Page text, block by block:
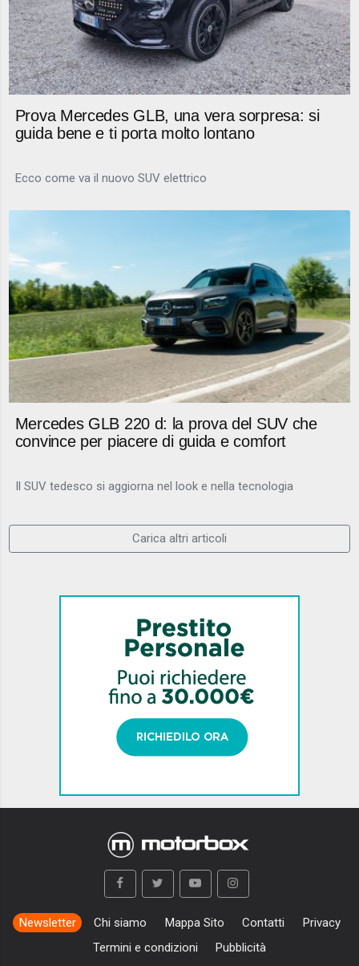
Prova Mercedes GLB, una vera sorpresa: si
guida bene e ti porta molto lontano
Ecco come va il nuovo SUV elettrico
Mercedes GLB 220 d: la prova del SUV che
convince per piacere di guida e comfort
Il SUV tedesco si aggiorna nel look e nella tecnologia
Carica altri articoli
Newsletter Chi siamo Mappa Sito Contatti
Privacy
Termini e condizioni
Pubblicità